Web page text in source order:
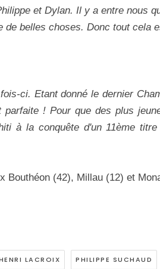
et Dylan. Il y a entre nous
belles choses. Donc tout cela
ci. Etant donné le dernier
! Pour que des plus
à la conquête d'un 11ème
Bouthéon (42), Millau (12) et
LACROIX PHILIPPE SUCHAUD